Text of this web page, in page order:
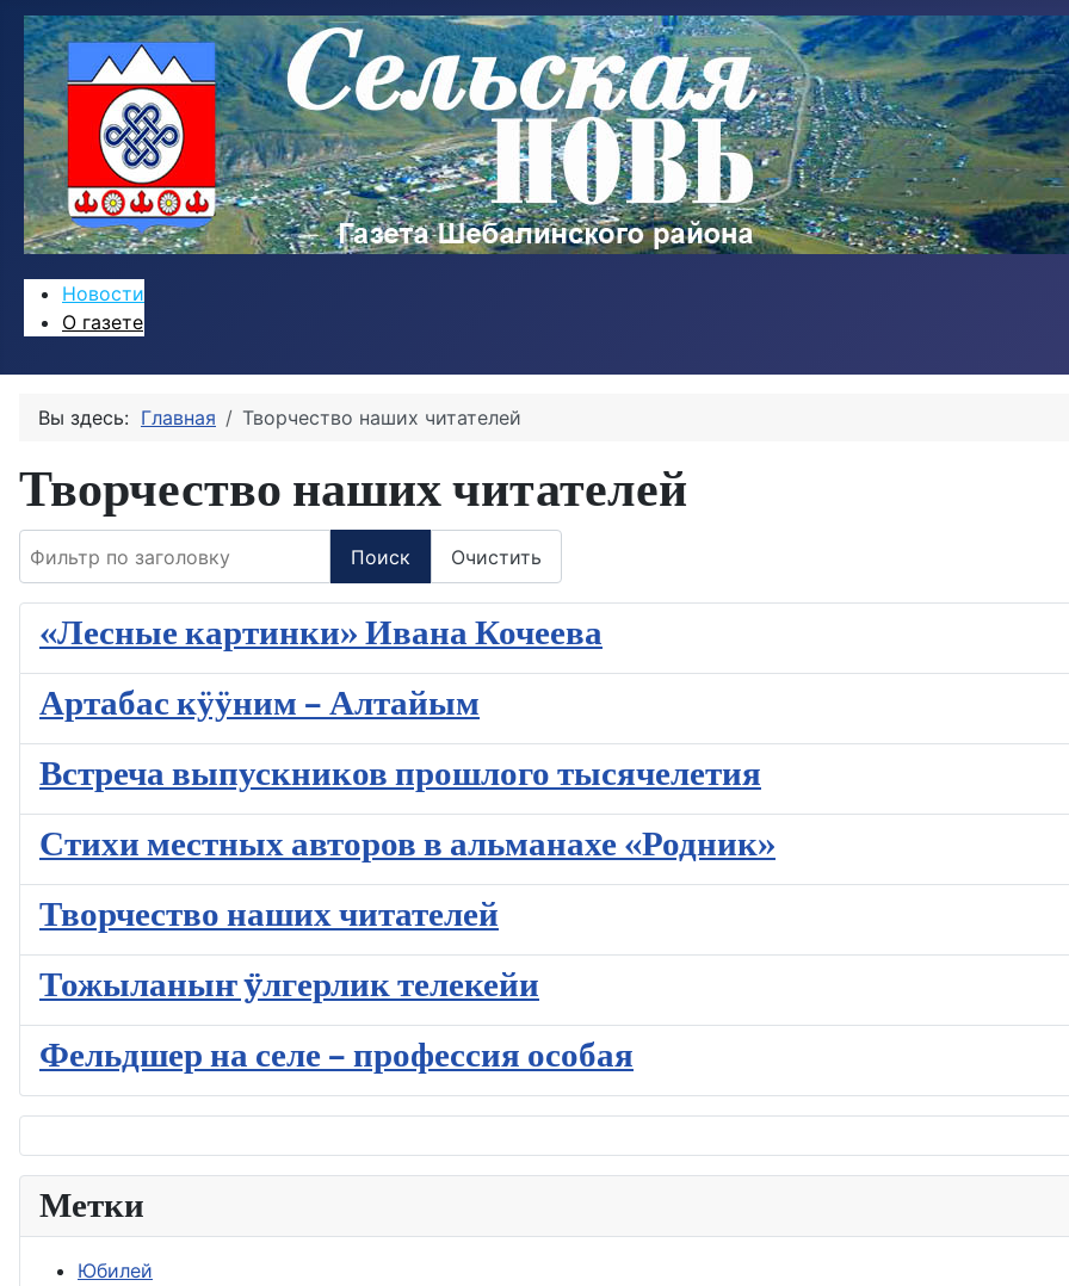
Новости
О газете
Вы здесь: Главная Творчество наших читателей
Творчество наших читателей
Поиск Очистить
«Лесные картинки» Ивана Кочеева
Артабас кӱӱним – Алтайым
Встреча выпускников прошлого тысячелетия
Стихи местных авторов в альманахе «Родник»
Творчество наших читателей
Тожыланыҥ ÿлгерлик телекейи
Фельдшер на селе – профессия особая
Метки
Юбилей